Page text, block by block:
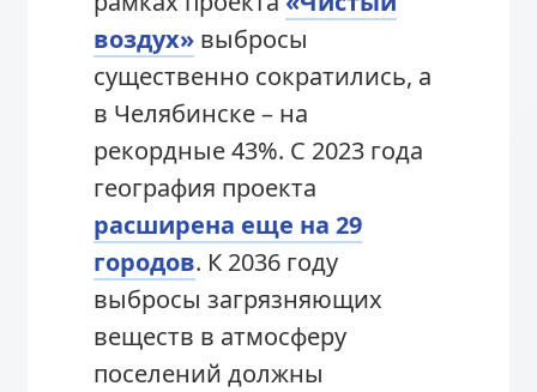
воздух»выбросы
существенно сократились, а
в Челябинске – на
рекордные 43%. С 2023 года
география проекта
расширена еще на 29
городов. К 2036 году
выбросы загрязняющих
веществ в атмосферу
поселений должны